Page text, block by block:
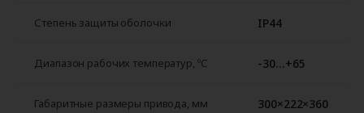
Степень защиты оболочки IP44
Диапазон рабочих температур, ºС -30…+65
Габаритные размеры привода, мм 300×222×360